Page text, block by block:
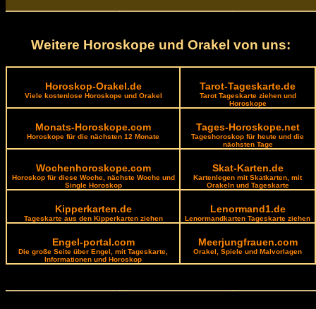
Weitere Horoskope und Orakel von uns:
Horoskop-Orakel.de
Viele kostenlose Horoskope und Orakel
Tarot-Tageskarte.de
Tarot Tageskarte ziehen und
Horoskope
Monats-Horoskope.com
Horoskope für die nächsten 12 Monate
Tages-Horoskope.net
Tageshoroskop für heute und die
nächsten Tage
Wochenhoroskope.com
Horoskop für diese Woche, nächste Woche und
Single Horoskop
Skat-Karten.de
Kartenlegen mit Skatkarten, mit
Orakeln und Tageskarte
Kipperkarten.de
Tageskarte aus den Kipperkarten ziehen
Lenormand1.de
Lenormandkarten Tageskarte ziehen
Engel-portal.com
Die große Seite über Engel, mit Tageskarte,
Informationen und Horoskop
Meerjungfrauen.com
Orakel, Spiele und Malvorlagen